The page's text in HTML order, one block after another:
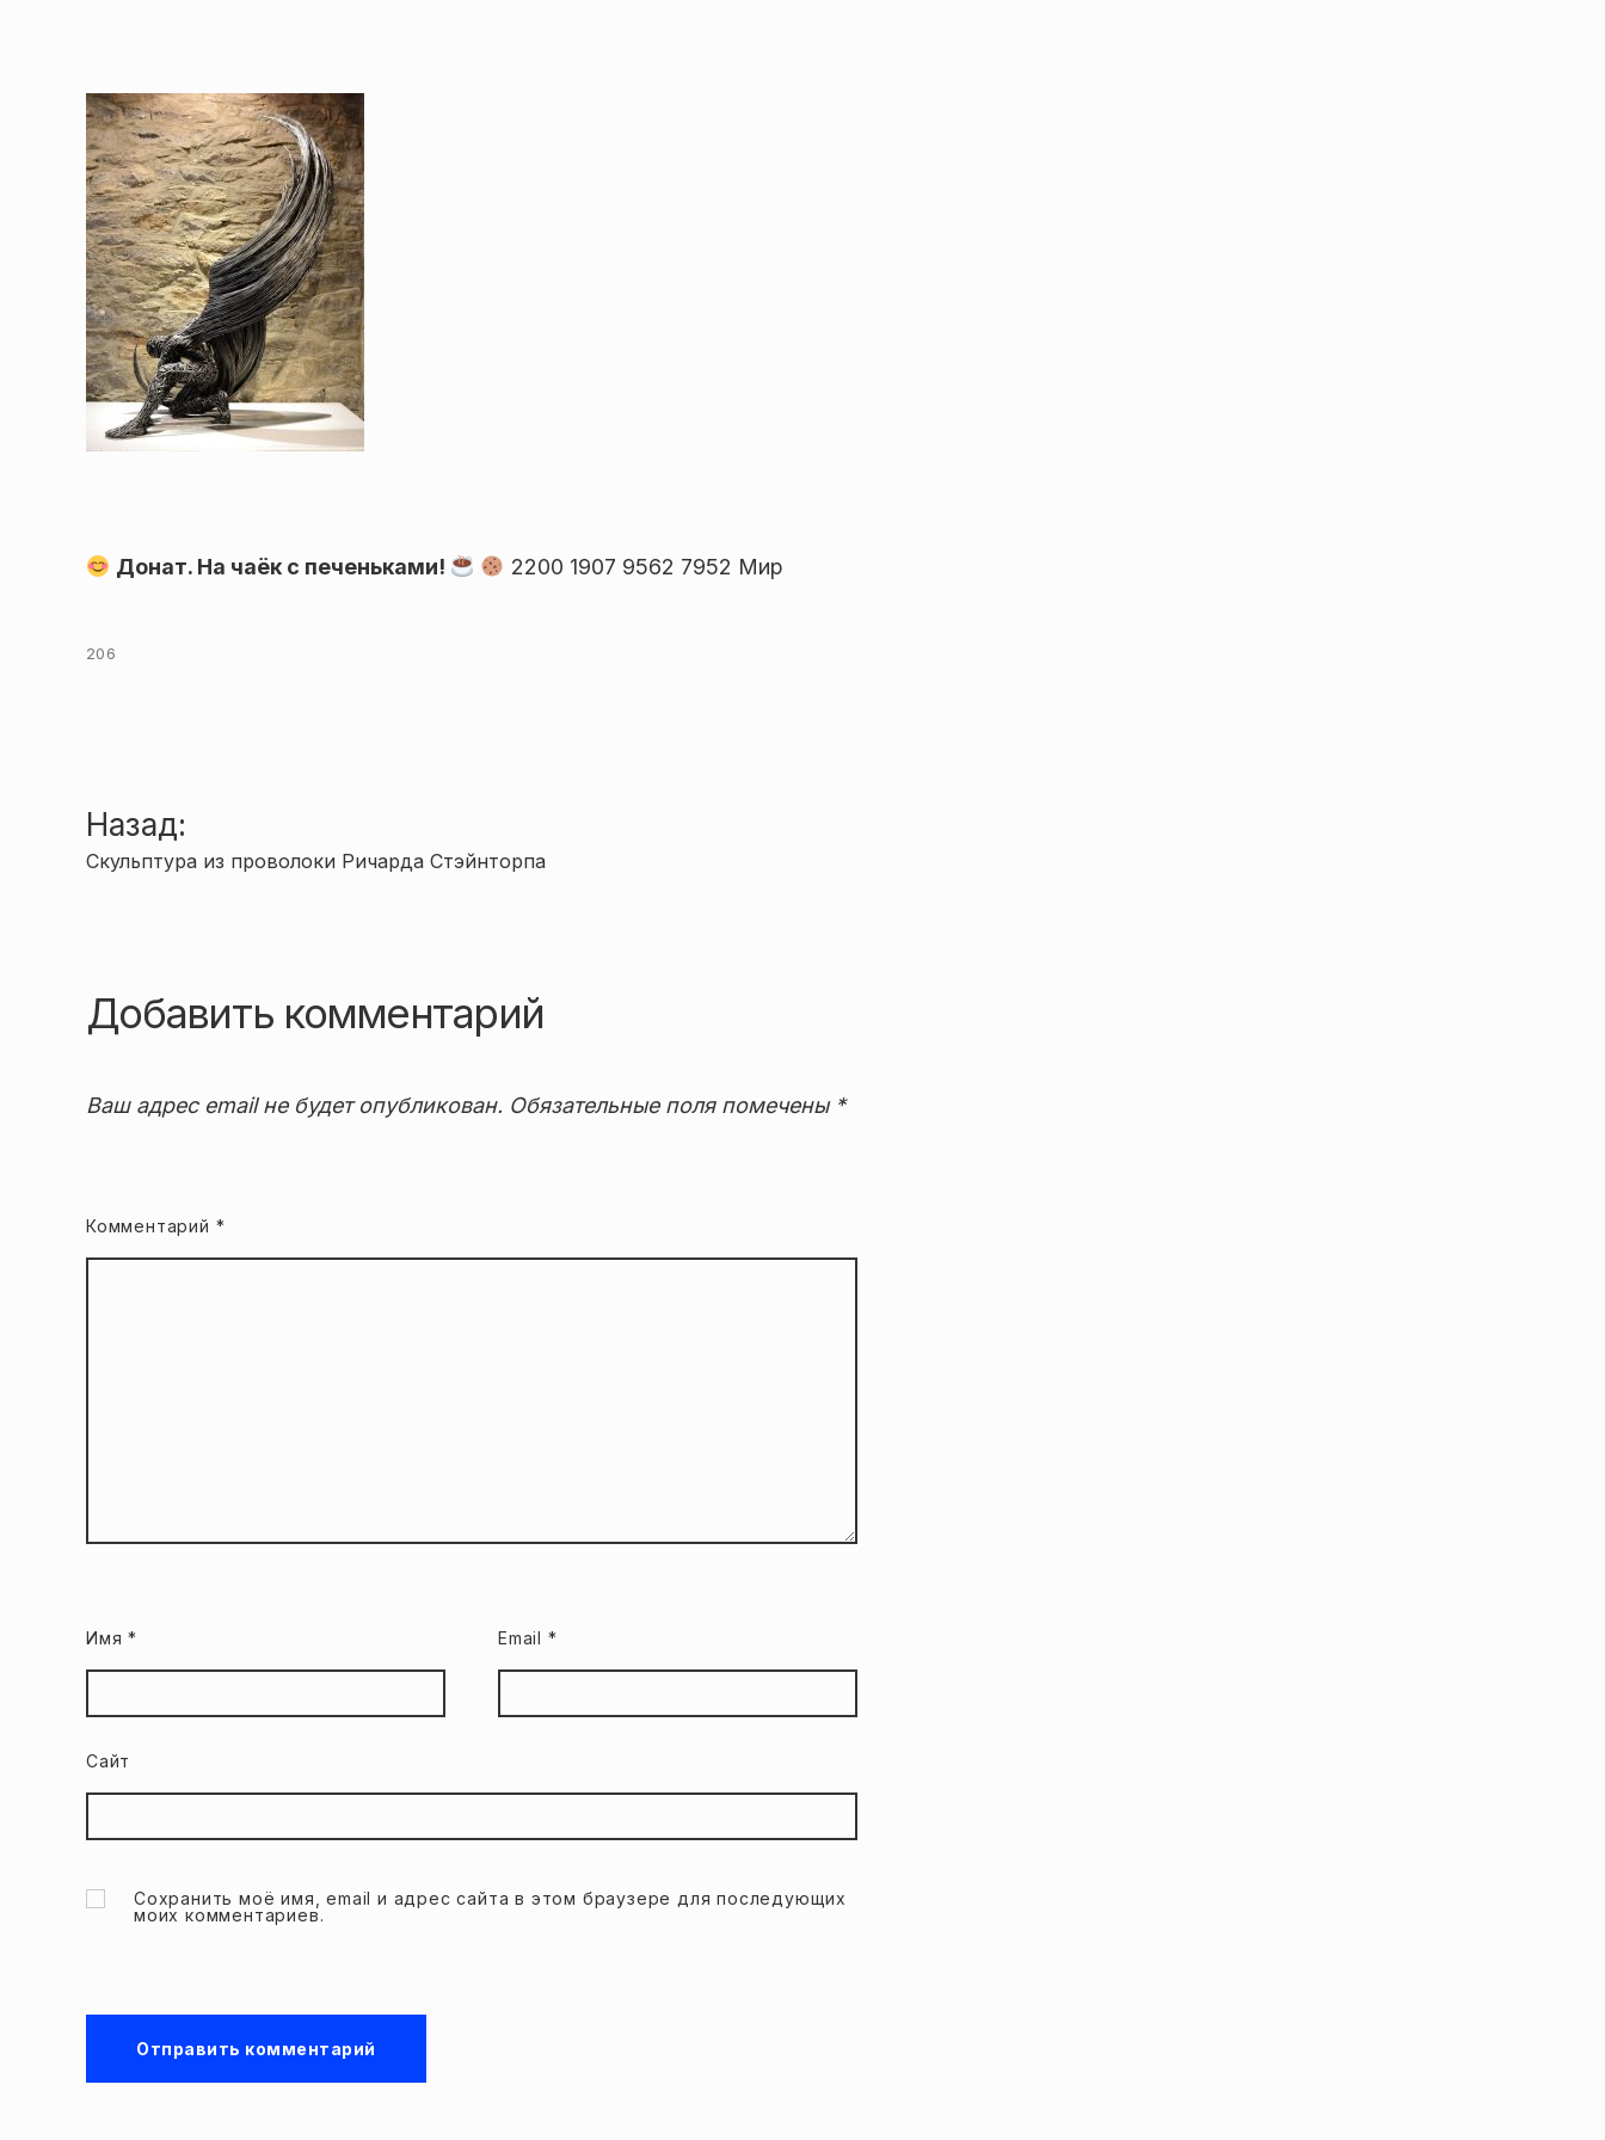
Донат. На чаёк с печеньками! 2200 1907 9562 7952 Мир
206
Навигация
Назад:
Скульптура из проволоки Ричарда Стэйнторпа
Добавить комментарий
Ваш адрес email не будет опубликован. Обязательные поля помечены *
Комментарий *
Имя* Email *
Сайт
Сохранить моё имя, email и адрес сайта в этом браузере для последующих
моих комментариев.